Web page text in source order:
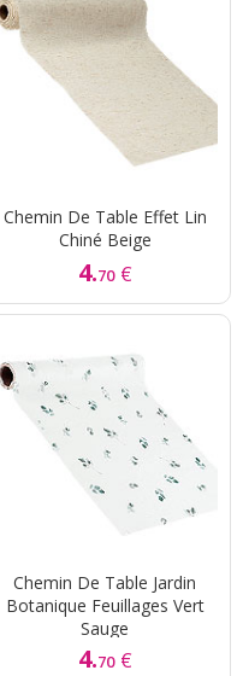
Chemin De Table Effet Lin
Chiné Beige
4.70 €
Chemin De Table Jardin
Botanique Feuillages Vert
Sauge
4.70 €